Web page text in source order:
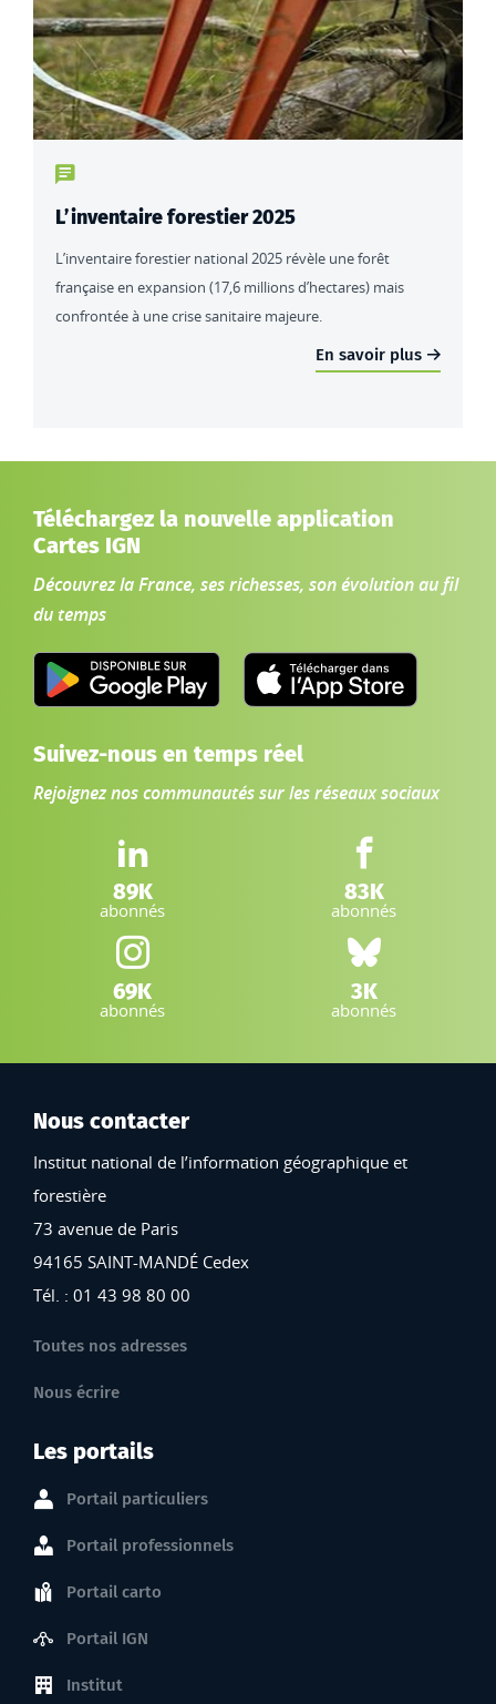
Type de contenu : actualités
L’inventaire forestier 2025
L’inventaire forestier national 2025 révèle une forêt
française en expansion (17,6 millions d’hectares) mais
confrontée à une crise sanitaire majeure.
En savoir plus
Téléchargez la nouvelle application
Cartes IGN
Découvrez la France, ses richesses, son évolution au fil
du temps
Suivez-nous en temps réel
Rejoignez nos communautés sur les réseaux sociaux
LinkedIn IGN :
89K
abonnés
Facebook IGN :
83K
abonnés
Instagram IGN :
69K
abonnés
Bluesky :
3K
abonnés
Nous contacter
Institut national de l’information géographique et
forestière
73 avenue de Paris
94165 SAINT-MANDÉ Cedex
Tél. : 01 43 98 80 00
Toutes nos adresses
Nous écrire
Les portails
Portail particuliers
Portail professionnels
Portail carto
Portail IGN
Institut